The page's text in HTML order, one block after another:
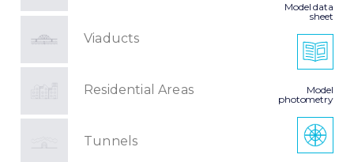
Viaducts
Residential Areas
Tunnels
Model data
sheet
Model
photometry